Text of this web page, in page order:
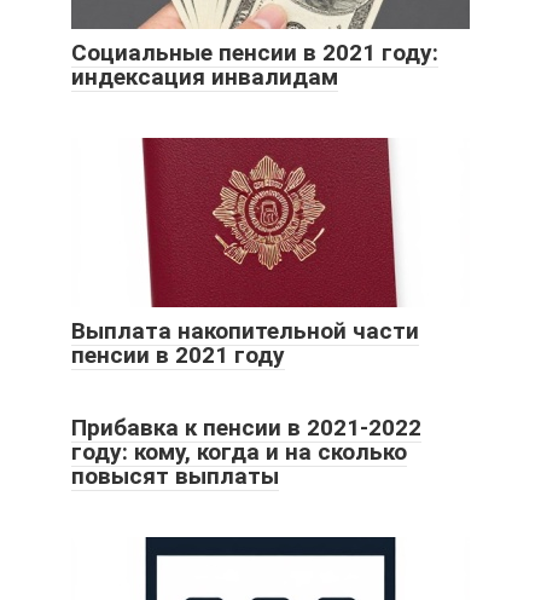
Социальные пенсии в 2021 году:
индексация инвалидам
Выплата накопительной части
пенсии в 2021 году
Прибавка к пенсии в 2021-2022
году: кому, когда и на сколько
повысят выплаты